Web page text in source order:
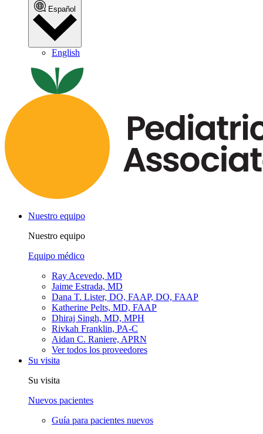
Español
English
Nuestro equipo
Nuestro equipo
Equipo médico
Ray Acevedo, MD
Jaime Estrada, MD
Dana T. Lister, DO, FAAP, DO, FAAP
Katherine Pelts, MD, FAAP
Dhiraj Singh, MD, MPH
Rivkah Franklin, PA-C
Aidan C. Raniere, APRN
Ver todos los proveedores
Su visita
Su visita
Nuevos pacientes
Guía para pacientes nuevos